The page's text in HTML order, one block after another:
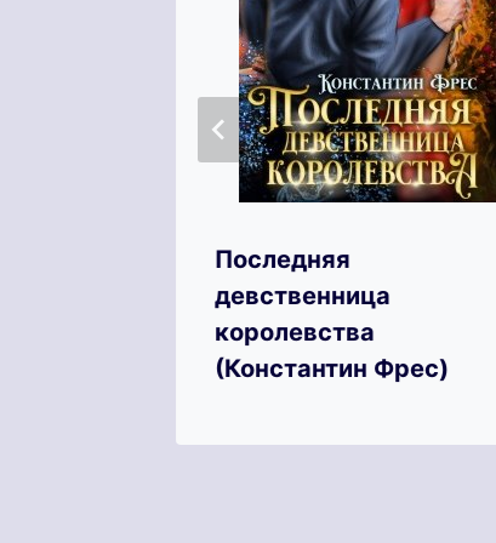
Последняя
девственница
королевства
(Константин Фрес)